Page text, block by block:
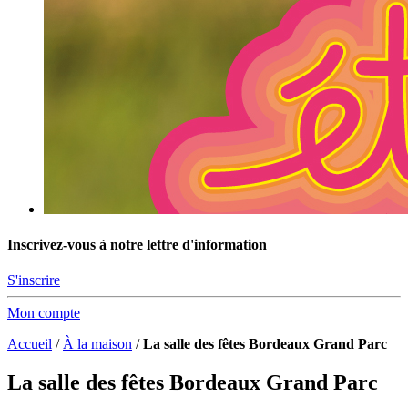
Inscrivez-vous à notre lettre d'information
S'inscrire
Mon compte
Accueil /À la maison /La salle des fêtes Bordeaux Grand Parc
La salle des fêtes Bordeaux Grand Parc